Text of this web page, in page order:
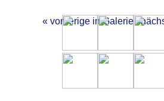
« vorherige in Galerie